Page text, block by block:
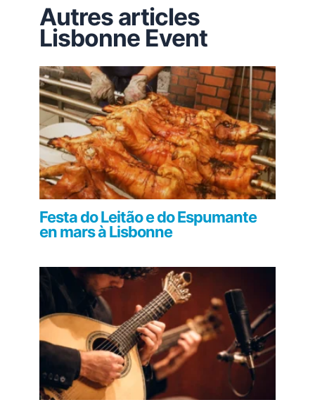
Autres articles
Lisbonne Event
Festa do Leitão e do Espumante
en mars à Lisbonne